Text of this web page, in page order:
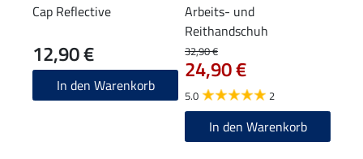
Cap Reflective
12,90 €
In den Warenkorb
Arbeits- und
Reithandschuh
32,90 €
24,90 €
5.0 2
In den Warenkorb